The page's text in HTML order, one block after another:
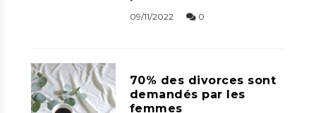
09/11/2022 0
70% des divorces sont
demandés par les
femmes